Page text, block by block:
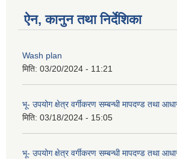
ऐन, कानुन तथा निर्देशिका
Wash plan
मिति: 03/20/2024 - 11:21
भू- उपयोग क्षेत्र वर्गीकरण सम्बन्धी मापदण्ड तथा
मिति: 03/18/2024 - 15:05
भू- उपयोग क्षेत्र वर्गीकरण सम्बन्धी मापदण्ड तथा